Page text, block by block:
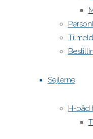
Sejlerne
H-båd